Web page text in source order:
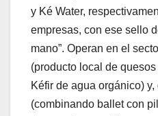
y Ké Water,
empresas, con ese sello
mano”. Operan en el
(producto local de
Kéfir de agua orgánico) y,
(combinando ballet con